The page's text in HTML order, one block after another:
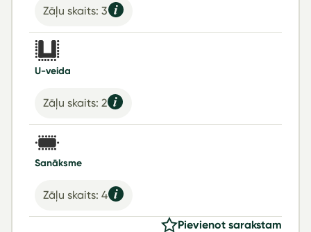
Zāļu skaits: 3
U-veida
Zāļu skaits: 2
Sanāksme
Zāļu skaits: 4
Pievienot sarakstam